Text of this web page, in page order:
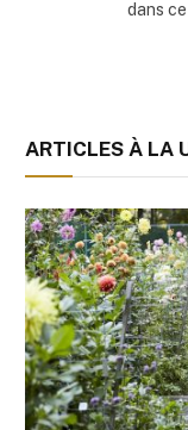
dans
ARTICLES À LA